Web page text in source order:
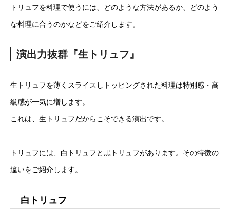
トリュフを料理で使うには、どのような方法があるか、どのよう
な料理に合うのかなどをご紹介します。
演出力抜群『生トリュフ』
生トリュフを薄くスライスしトッピングされた料理は特別感・高
級感が一気に増します。
これは、生トリュフだからこそできる演出です。
トリュフには、白トリュフと黒トリュフがあります。その特徴の
違いをご紹介します。
白トリュフ